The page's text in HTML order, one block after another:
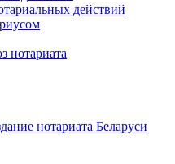
действий
нотариата
нотариата Беларуси